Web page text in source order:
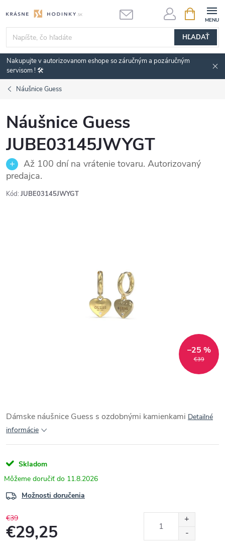
na
obsah
HĽADAŤ
KOŠÍK
Nakupujte v autorizovanom eshope so záručným a pozáručným
servisom ! 🛠️
Náušnice Guess
Náušnice Guess
JUBE03145JWYGT
Až 100 dní na vrátenie tovaru. Autorizovaný
predajca.
Kód: JUBE03145JWYGT
€39
–25 %
Dámske náušnice Guess s ozdobnými kamienkami Detailné
informácie
Skladom
11.8.2026
Možnosti doručenia
€39
€29,25